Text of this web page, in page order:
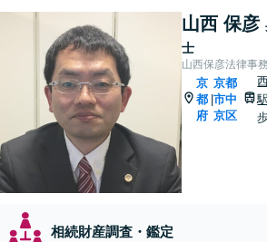
山西 保彦
士
山西保彦法律事
京
都
府
|
京都
市中
京区
相続財産調査・鑑定